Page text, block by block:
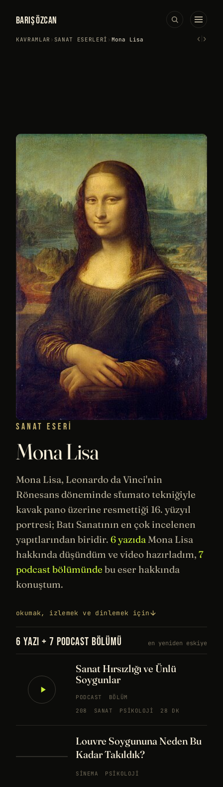
BARIŞ ÖZCAN
KAVRAMLAR › SANAT ESERLERI › Mona Lisa ‹›
SANAT ESERI
Mona Lisa
Mona Lisa, Leonardo da Vinci'nin
Rönesans döneminde sfumato tekniğiyle
kavak pano üzerine resmettiği 16. yüzyıl
portresi; Batı Sanatının en çok incelenen
yapıtlarından biridir. 6 yazıda Mona Lisa
hakkında düşündüm ve video hazırladım, 7
podcast bölümünde bu eser hakkında
konuştum.
okumak, izlemek ve dinlemek için
6 YAZI + 7 PODCAST BÖLÜMÜ en yeniden eskiye
Sanat Hırsızlığı ve Ünlü
Soygunlar
PODCAST
BÖLÜM
208
SANAT PSIKOLOJI 28 DK
Louvre Soygununa Neden Bu
Kadar Takıldık?
SINEMA PSIKOLOJI